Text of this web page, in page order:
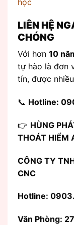
LIÊN HỆ
CHÓNG
Với hơn 10
tự hào là đơn
tín, được
📞 Hotline:
👉 HÙNG
THOÁT HIỂM
CÔNG TY
CNC
Hotline:
Văn Phòng: